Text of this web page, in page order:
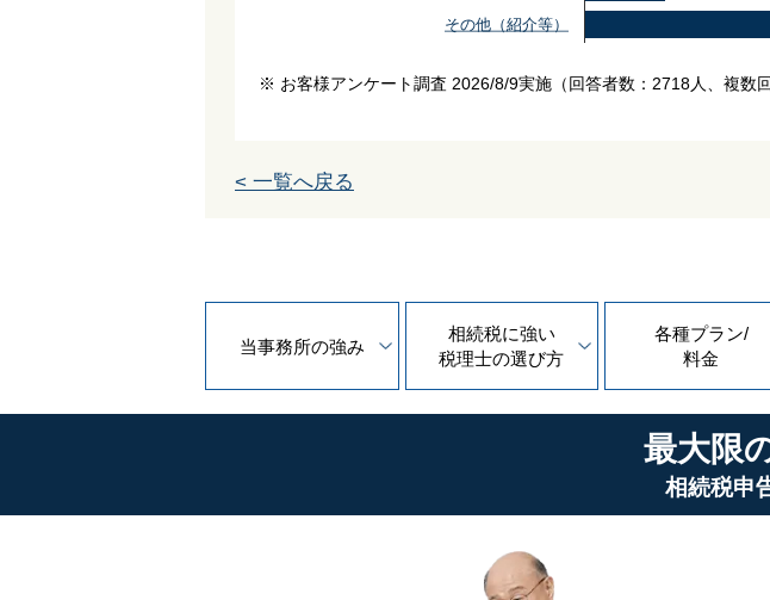
その他（紹介等）
※ お客様アンケート調査 2026/8/9実施 （回答者数：2718人、複数
< 一覧へ戻る
当事務所の強み
相続税に強い
税理士の選び方
各種プラン/
料金
最大限
相続税申